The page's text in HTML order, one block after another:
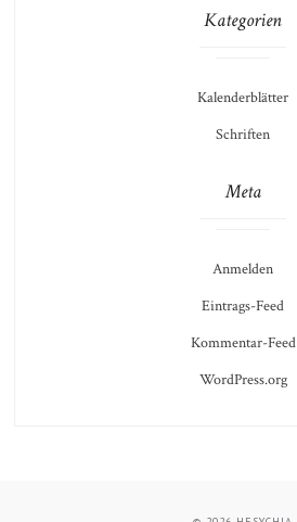
Kategorien
Kalenderblätter
Schriften
Meta
Anmelden
Eintrags-Feed
Kommentar-Feed
WordPress.org